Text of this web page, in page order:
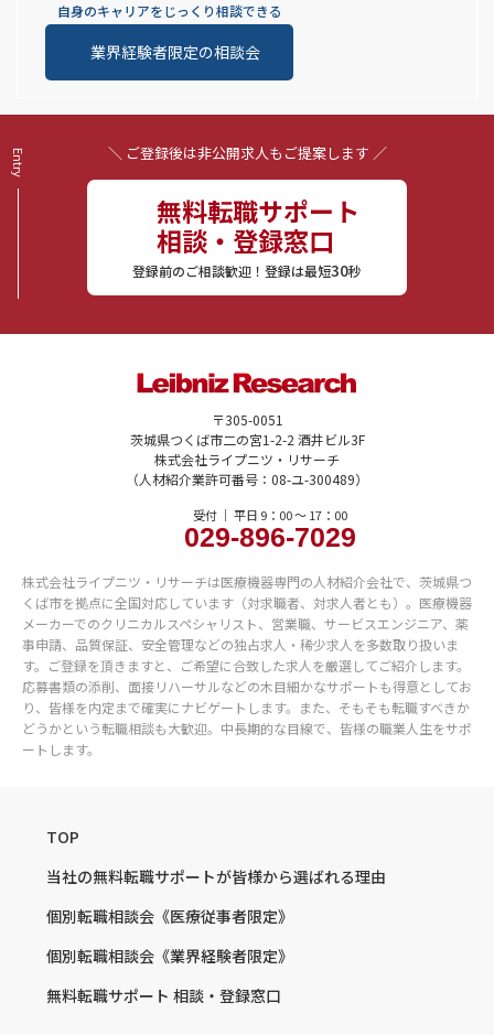
自身のキャリアをじっくり相談できる
業界経験者限定の相談会
＼ ご登録後は非公開求人もご提案します ／
無料転職サポート
相談・登録窓口
登録前のご相談歓迎！登録は最短30秒
〒305-0051
茨城県つくば市二の宮1-2-2 酒井ビル3F
株式会社ライプニツ・リサーチ
（人材紹介業許可番号：08-ユ-300489）
受付 ｜ 平日 9：00 〜 17：00
029-896-7029
株式会社ライプニツ・リサーチは医療機器専門の人材紹介会社で、茨城県つ
くば市を拠点に全国対応しています（対求職者、対求人者とも）。医療機器
メーカーでのクリニカルスペシャリスト、営業職、サービスエンジニア、薬
事申請、品質保証、安全管理などの独占求人・稀少求人を多数取り扱いま
す。ご登録を頂きますと、ご希望に合致した求人を厳選してご紹介します。
応募書類の添削、面接リハーサルなどの木目細かなサポートも得意としてお
り、皆様を内定まで確実にナビゲートします。また、そもそも転職すべきか
どうかという転職相談も大歓迎。中長期的な目線で、皆様の職業人生をサポ
ートします。
TOP
当社の無料転職サポートが皆様から選ばれる理由
個別転職相談会 《医療従事者限定》
個別転職相談会 《業界経験者限定》
無料転職サポート 相談・登録窓口